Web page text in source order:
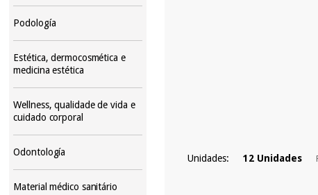
Podología
Estética, dermocosmética e
medicina estética
Wellness, qualidade de vida e
cuidado corporal
Odontología
Material médico sanitário
Unidades: 12 Unidades